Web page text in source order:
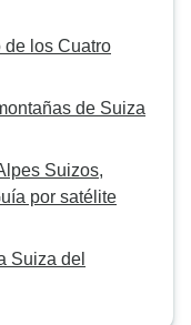
los Cuatro
de Suiza
Suizos,
por satélite
Suiza del